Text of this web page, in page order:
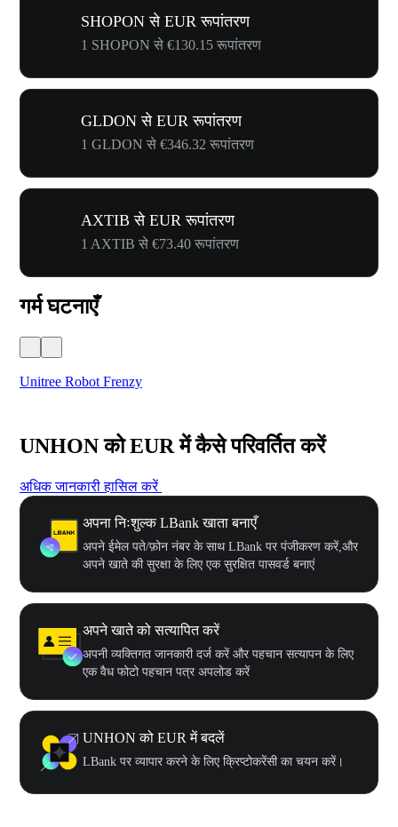
SHOPON से EUR रूपांतरण
1 SHOPON से €130.15 रूपांतरण
GLDON से EUR रूपांतरण
1 GLDON से €346.32 रूपांतरण
AXTIB से EUR रूपांतरण
1 AXTIB से €73.40 रूपांतरण
गर्म घटनाएँ
Unitree Robot Frenzy
UNHON को EUR में कैसे परिवर्तित करें
अधिक जानकारी हासिल करें
अपना निःशुल्क LBank खाता बनाएँ
अपने ईमेल पते/फ़ोन नंबर के साथ LBank पर पंजीकरण करें,और
अपने खाते की सुरक्षा के लिए एक सुरक्षित पासवर्ड बनाएं
अपने खाते को सत्यापित करें
अपनी व्यक्तिगत जानकारी दर्ज करें और पहचान सत्यापन के लिए
एक वैध फोटो पहचान पत्र अपलोड करें
UNHON को EUR में बदलें
LBank पर व्यापार करने के लिए क्रिप्टोकरेंसी का चयन करें।